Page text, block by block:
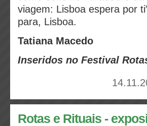
viagem: Lisboa espera por
para, Lisboa.
Tatiana Macedo
Inseridos no Festival
Rotas e Rituais -